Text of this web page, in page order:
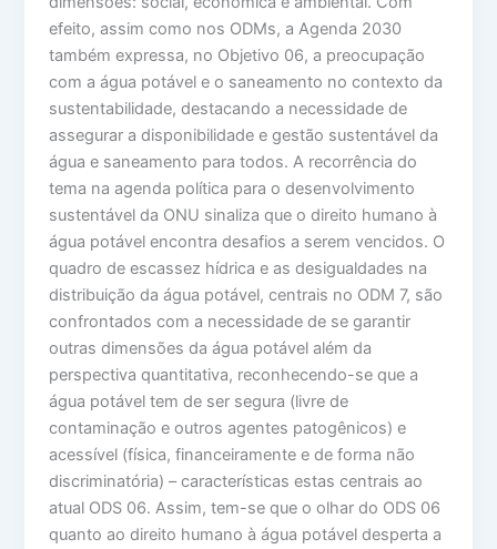
efeito, assim como nos ODMs, a Agenda 2030
também expressa, no Objetivo 06, a preocupação
com a água potável e o saneamento no contexto da
sustentabilidade, destacando a necessidade de
assegurar a disponibilidade e gestão sustentável da
água e saneamento para todos. A recorrência do
tema na agenda política para o desenvolvimento
sustentável da ONU sinaliza que o direito humano à
água potável encontra desafios a serem vencidos. O
quadro de escassez hídrica e as desigualdades na
distribuição da água potável, centrais no ODM 7, são
confrontados com a necessidade de se garantir
outras dimensões da água potável além da
perspectiva quantitativa, reconhecendo-se que a
água potável tem de ser segura (livre de
contaminação e outros agentes patogênicos) e
acessível (física, financeiramente e de forma não
discriminatória) – características estas centrais ao
atual ODS 06. Assim, tem-se que o olhar do ODS 06
quanto ao direito humano à água potável desperta a